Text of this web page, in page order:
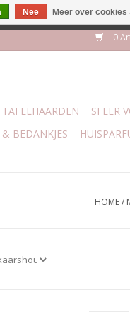
0
TAFELHAARDEN SFEER
BEDANKJES
HOME/
Nee Meer over cookies
de 70 euro geen